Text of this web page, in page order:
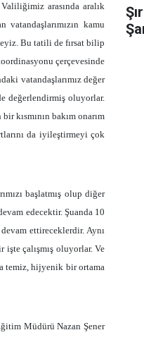
arasında aralık
kamu
Bu tatili de fırsat bilip
çerçevesinde
vatandaşlarımız değer
değerlendirmiş oluyorlar.
kısmının bakım onarım
da iyileştirmeyi çok
başlatmış olup diğer
edecektir. Şuanda 10
ettireceklerdir. Aynı
çalışmış oluyorlar. Ve
temiz, hijyenik bir ortama
Müdürü Nazan Şener